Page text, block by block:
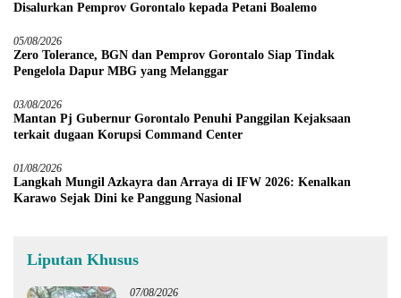
Disalurkan Pemprov Gorontalo kepada Petani Boalemo
05/08/2026
Zero Tolerance, BGN dan Pemprov Gorontalo Siap Tindak
Pengelola Dapur MBG yang Melanggar
03/08/2026
Mantan Pj Gubernur Gorontalo Penuhi Panggilan Kejaksaan
terkait dugaan Korupsi Command Center
01/08/2026
Langkah Mungil Azkayra dan Arraya di IFW 2026: Kenalkan
Karawo Sejak Dini ke Panggung Nasional
Liputan Khusus
07/08/2026